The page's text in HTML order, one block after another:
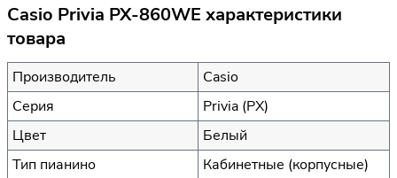
Casio Privia PX-860WE характеристики
товара
Производитель
Casio
Серия
Privia (PX)
Цвет
Белый
Тип пианино
Кабинетные (корпусные)